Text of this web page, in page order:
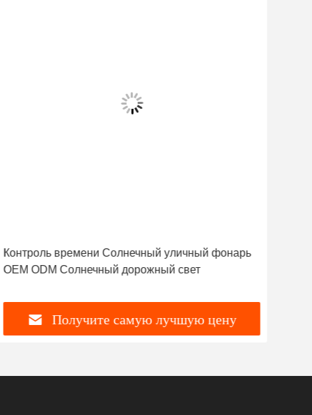
Контроль времени Солнечный уличный фонарь
OEM ODM Солнечный дорожный свет
Получите самую лучшую цену